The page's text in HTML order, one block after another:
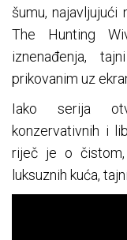
šumu, najavljujući
The Hunting
iznenađenja,
prikovanim uz
Iako serija
konzervativnih i
riječ je o čistom,
luksuznih kuća,